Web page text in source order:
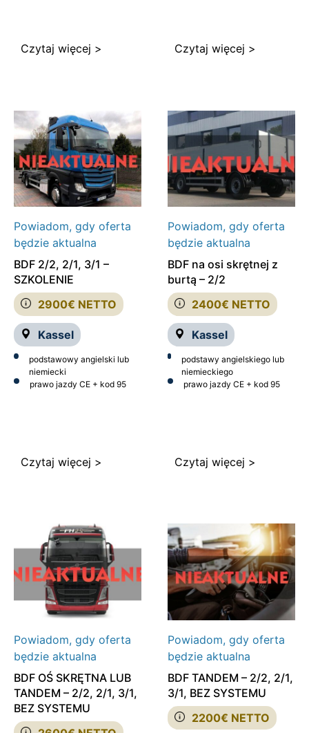
Czytaj więcej > Czytaj więcej >
Powiadom, gdy oferta
będzie aktualna
2900€ NETTO
Kassel
BDF 2/2, 2/1, 3/1 –
SZKOLENIE
podstawowy angielski lub
niemiecki
prawo jazdy CE + kod 95
Czytaj więcej >
Powiadom, gdy oferta
będzie aktualna
2400€ NETTO
Kassel
BDF na osi skrętnej z
burtą – 2/2
podstawy angielskiego lub
niemieckiego
prawo jazdy CE + kod 95
Czytaj więcej >
Powiadom, gdy oferta
będzie aktualna
BDF OŚ SKRĘTNA LUB
TANDEM – 2/2, 2/1, 3/1,
BEZ SYSTEMU
Powiadom, gdy oferta
będzie aktualna
2200€ NETTO
BDF TANDEM – 2/2, 2/1,
3/1, BEZ SYSTEMU